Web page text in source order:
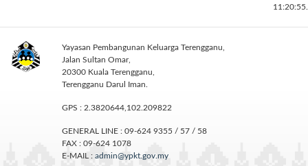
11:20:55.
Yayasan Pembangunan Keluarga Terengganu,
Jalan Sultan Omar,
20300 Kuala Terengganu,
Terengganu Darul Iman.
GPS : 2.3820644,102.209822
GENERAL LINE : 09-624 9355 / 57 / 58
FAX : 09-624 1078
E-MAIL : admin@ypkt.gov.my